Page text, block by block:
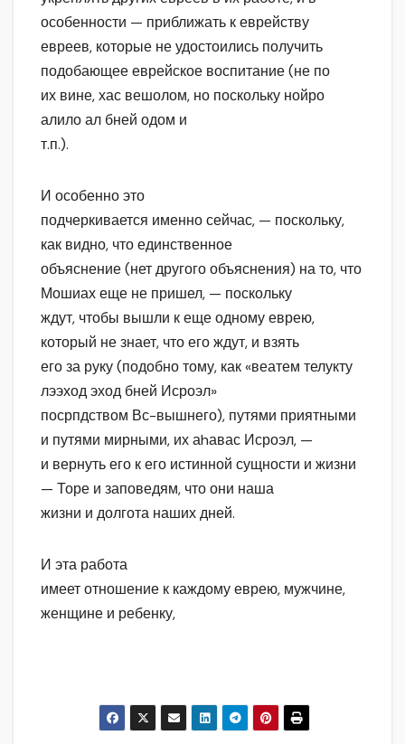
особенности — приближать к еврейству
евреев, которые не удостоились получить
подобающее еврейское воспитание (не по
их вине, хас вешолом, но поскольку нойро
алило ал бней одом и
т.п.).
И особенно это
подчеркивается именно сейчас, — поскольку,
как видно, что единственное
объяснение (нет другого объяснения) на то, что
Мошиах еще не пришел, — поскольку
ждут, чтобы вышли к еще одному еврею,
который не знает, что его ждут, и взять
его за руку (подобно тому, как «веатем телукту
лээход эход бней Исроэл»
посрпдством Вс-вышнего), путями приятными
и путями мирными, их аhавас Исроэл, —
и вернуть его к его истинной сущности и жизни
— Торе и заповедям, что они наша
жизни и долгота наших дней.
И эта работа
имеет отношение к каждому еврею, мужчине,
женщине и ребенку,